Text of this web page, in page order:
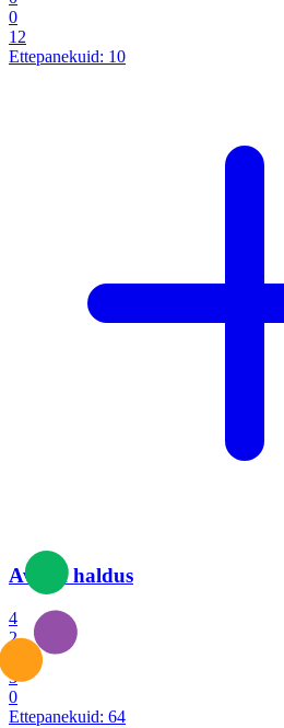
0
12
Ettepanekuid: 10
Avalik haldus
4
2
3
0
Ettepanekuid: 64